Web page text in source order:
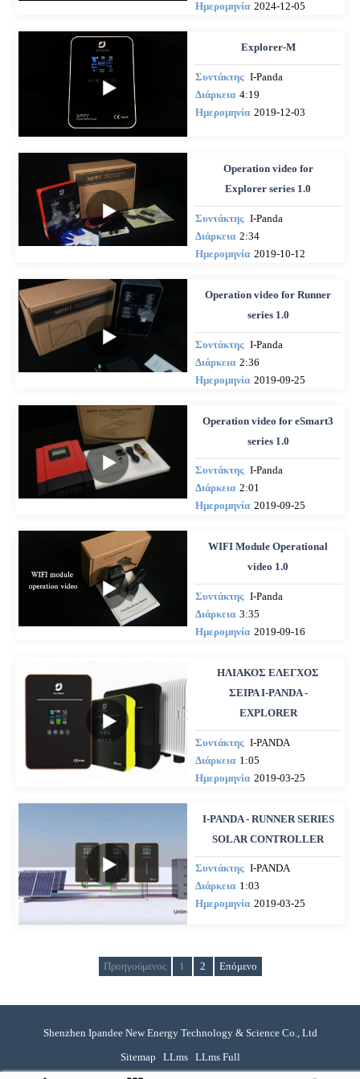
Ημερομηνία 2024-12-05
Explorer-M
Συντάκτης I-Panda
Διάρκεια 4:19
Ημερομηνία 2019-12-03
Operation video for
Explorer series 1.0
Συντάκτης I-Panda
Διάρκεια 2:34
Ημερομηνία 2019-10-12
Operation video for Runner
series 1.0
Συντάκτης I-Panda
Διάρκεια 2:36
Ημερομηνία 2019-09-25
Operation video for eSmart3
series 1.0
Συντάκτης I-Panda
Διάρκεια 2:01
Ημερομηνία 2019-09-25
WIFI Module Operational
video 1.0
Συντάκτης I-Panda
Διάρκεια 3:35
Ημερομηνία 2019-09-16
ΗΛΙΑΚΟΣ ΕΛΕΓΧΟΣ
ΣΕΙΡΑ I-PANDA -
EXPLORER
Συντάκτης I-PANDA
Διάρκεια 1:05
Ημερομηνία 2019-03-25
I-PANDA - RUNNER SERIES
SOLAR CONTROLLER
Συντάκτης I-PANDA
Διάρκεια 1:03
Ημερομηνία 2019-03-25
Προηγούμενος 1 2 Επόμενο
Shenzhen Ipandee New Energy Technology & Science Co., Ltd
Sitemap LLms LLms Full